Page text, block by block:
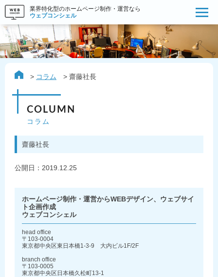
業界特化型のホームページ制作・運営なら
ウェブコンシェル
コラム 齋藤社長
COLUMN
コラム
齋藤社長
公開日： 2019.12.25
ホームページ制作・運営からWEBデザイン、ウェブサイ
ト企画作成
ウェブコンシェル
head office
〒103-0004
東京都中央区東日本橋1-3-9 大内ビル1F/2F
branch office
〒103-0005
東京都中央区日本橋久松町13-1